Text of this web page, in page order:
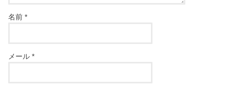
名前*
メール*